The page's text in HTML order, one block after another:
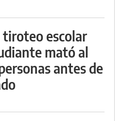
escolar
mató al
antes de